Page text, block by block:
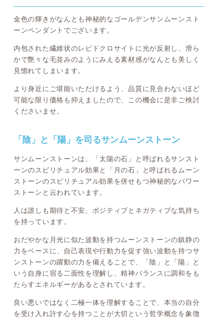
金色の輝きがなんとも神秘的なゴールデンサンムーンスト
ーンペンダントでございます。
内包された繊維状のレピドクロサイトに光が反射し、滑ら
かで艶々な毛並みのようにみえる素材感がなんとも美しく
見惚れてしまいます。
より身近にご堪能いただけるよう、品質に見合わないほど
可能な限り価格も抑えましたので、この機会に是非ご検討
くださいませ。
「陰」と「陽」を司るサンムーンストーン
サンムーンストーンは、「太陽の石」と呼ばれるサンスト
ーンのスピリチュアル効果と「月の石」と呼ばれるムーン
ストーンのスピリチュアル効果を併せもつ神秘的なパワー
ストーンと云われています。
人は誰しも期待と不安、ポジティブとネガティブな気持ち
を持っています。
おだやかな月光に似た波動を持つムーンストーンの鎮静の
力をベースに、自己表現や行動力を促す強い波動を持つサ
ンストーンの躍動の力を備えることで、「陰」と「陽」と
いう自身に宿る二面性を理解し、精神バランスに調和をも
たらすエネルギーがあるとされています。
良い悪いではなく二極一体を理解することで、本当の自分
を受け入れ許す心を持つことが大切という哲学概念を象徴